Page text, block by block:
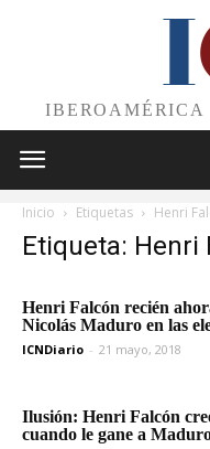
I
Inicio Etiquetas Henri
Etiqueta: Henri
Henri Falcón recién
Nicolás Maduro en las
ICNDiario - 21 mayo, 2018
Ilusión: Henri Falcón
cuando le gane a